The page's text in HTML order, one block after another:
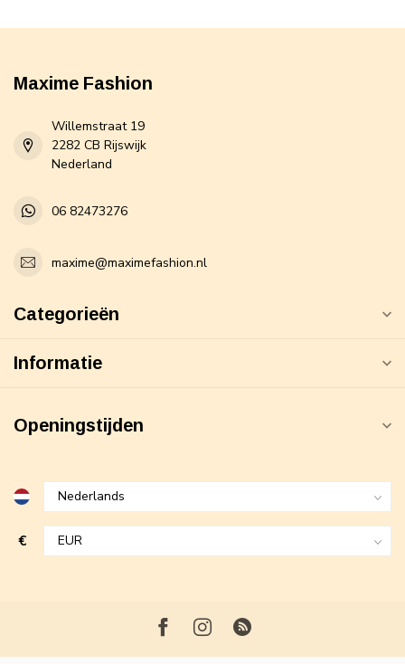
Maxime Fashion
Willemstraat 19
2282 CB Rijswijk
Nederland
06 82473276
maxime@maximefashion.nl
Categorieën
Informatie
Openingstijden
€